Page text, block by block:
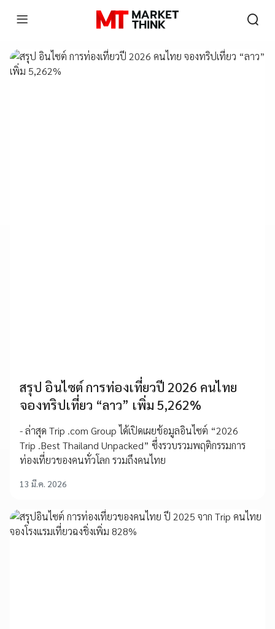
สรุป อินไซต์ การท่องเที่ยวปี 2026 คนไทย
จองทริปเที่ยว “ลาว” เพิ่ม 5,262%
- ล่าสุด Trip .com Group ได้เปิดเผยข้อมูลอินไซต์ “2026
Trip .Best Thailand Unpacked” ซึ่งรวบรวมพฤติกรรมการ
ท่องเที่ยวของคนทั่วโลก รวมถึงคนไทย
13 มี.ค. 2026